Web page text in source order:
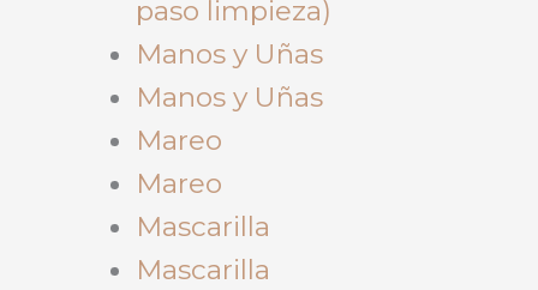
paso limpieza)
Manos y Uñas
Manos y Uñas
Mareo
Mareo
Mascarilla
Mascarilla